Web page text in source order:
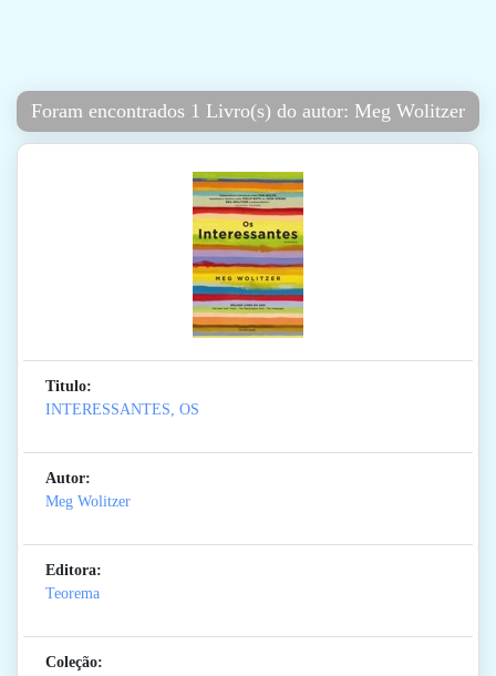
Foram encontrados 1 Livro(s) do autor: Meg Wolitzer
Titulo:
INTERESSANTES, OS
Autor:
Meg Wolitzer
Editora:
Teorema
Coleção: